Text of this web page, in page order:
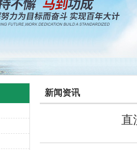
新闻资讯
直